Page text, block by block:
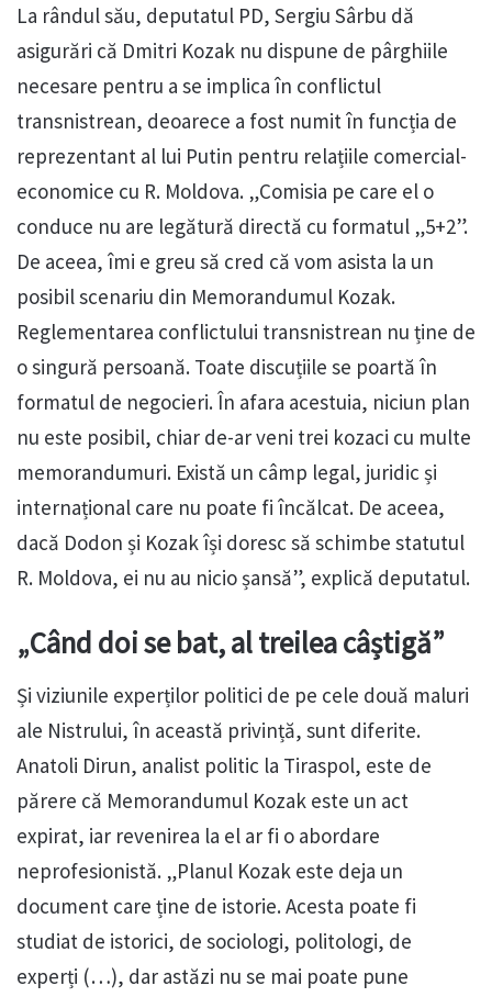
La rândul său, deputatul PD, Sergiu Sârbu dă
asigurări că Dmitri Kozak nu dispune de pârghiile
necesare pentru a se implica în conflictul
transnistrean, deoarece a fost numit în funcția de
reprezentant al lui Putin pentru relațiile comercial-
economice cu R. Moldova. „Comisia pe care el o
conduce nu are legătură directă cu formatul „5+2”.
De aceea, îmi e greu să cred că vom asista la un
posibil scenariu din Memorandumul Kozak.
Reglementarea conflictului transnistrean nu ține de
o singură persoană. Toate discuțiile se poartă în
formatul de negocieri. În afara acestuia, niciun plan
nu este posibil, chiar de-ar veni trei kozaci cu multe
memorandumuri. Există un câmp legal, juridic și
internațional care nu poate fi încălcat. De aceea,
dacă Dodon și Kozak își doresc să schimbe statutul
R. Moldova, ei nu au nicio șansă”, explică deputatul.
„Când doi se bat, al treilea câștigă”
Și viziunile experților politici de pe cele două maluri
ale Nistrului, în această privință, sunt diferite.
Anatoli Dirun, analist politic la Tiraspol, este de
părere că Memorandumul Kozak este un act
expirat, iar revenirea la el ar fi o abordare
neprofesionistă. „Planul Kozak este deja un
document care ține de istorie. Acesta poate fi
studiat de istorici, de sociologi, politologi, de
experți (…), dar astăzi nu se mai poate pune